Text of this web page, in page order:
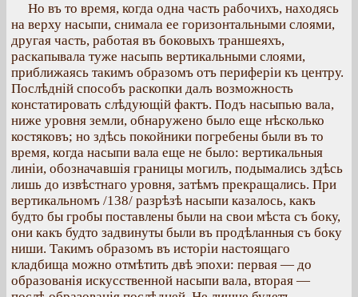
Но въ то время, когда одна часть рабочихъ, находясь
на верху насыпи, снимала ее горизонтальными слоями,
другая часть, работая въ боковыхъ траншеяхъ,
раскапывала туже насыпь вертикальными слоями,
приближаясь такимъ образомъ отъ периферіи къ центру.
Послѣдній способъ раскопки далъ возможность
констатировать слѣдующій фактъ. Подъ насыпью вала,
ниже уровня земли, обнаружено было еще нѣсколько
костяковъ; но здѣсь покойники погребены были въ то
время, когда насыпи вала еще не было: вертикальныя
линіи, обозначавшія границы могилъ, подымались здѣсь
лишь до извѣстнаго уровня, затѣмъ прекращались. При
вертикальномъ /138/ разрѣзѣ насыпи казалось, какъ
будто бы гробы поставлены были на свои мѣста съ боку,
они какъ будто задвинуты были въ продѣланныя съ боку
ниши. Такимъ образомъ въ исторіи настоящаго
кладбища можно отмѣтить двѣ эпохи: первая — до
образованія искусственной насыпи вала, вторая —